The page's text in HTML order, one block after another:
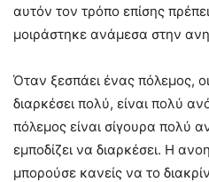
αυτόν τον τρόπο επίσης
μοιράστηκε ανάμεσα στην
Όταν ξεσπάει ένας πόλεμος,
διαρκέσει πολύ, είναι πολύ
πόλεμος είναι σίγουρα πολύ
εμποδίζει να διαρκέσει. Η
μπορούσε κανείς να το